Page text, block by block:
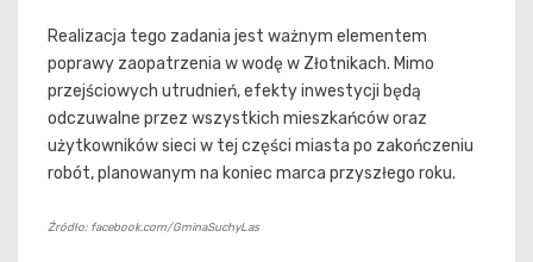
Realizacja tego zadania jest ważnym elementem
poprawy zaopatrzenia w wodę w Złotnikach. Mimo
przejściowych utrudnień, efekty inwestycji będą
odczuwalne przez wszystkich mieszkańców oraz
użytkowników sieci w tej części miasta po zakończeniu
robót, planowanym na koniec marca przyszłego roku.
Źródło: facebook.com/GminaSuchyLas